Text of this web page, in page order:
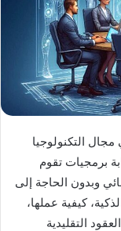
مجال التكنولوجيا
برمجيات تقوم
وبدون الحاجة إلى
كيفية عملها،
التقليدية